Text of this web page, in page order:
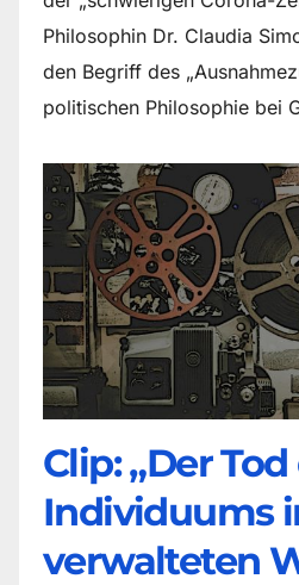
Philosophin Dr. Claudia
den Begriff des
politischen Philosophie bei
Clip: „Der
Individuums
verwalteten